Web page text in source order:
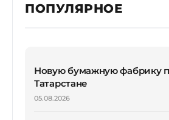
ПОПУЛЯРНОЕ
Новую бумажную фабрику
Татарстане
05.08.2026